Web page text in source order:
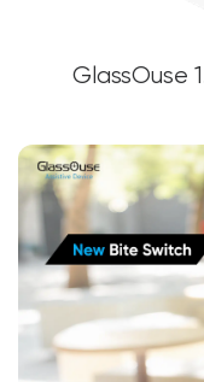
GlassOuse